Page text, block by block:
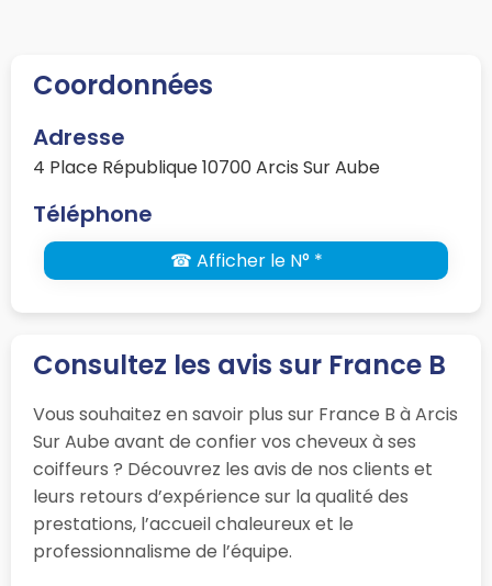
Coordonnées
Adresse
4 Place République 10700 Arcis Sur Aube
Téléphone
☎ Afficher le N° *
Consultez les avis sur France B
Vous souhaitez en savoir plus sur France B à Arcis
Sur Aube avant de confier vos cheveux à ses
coiffeurs ? Découvrez les avis de nos clients et
leurs retours d’expérience sur la qualité des
prestations, l’accueil chaleureux et le
professionnalisme de l’équipe.